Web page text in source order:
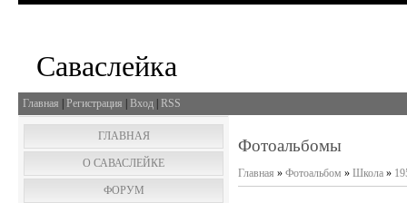
Саваслейка
Главная Регистрация Вход RSS
ГЛАВНАЯ
О САВАСЛЕЙКЕ
ФОРУМ
Фотоальбомы
Главная » Фотоальбом » Школа »